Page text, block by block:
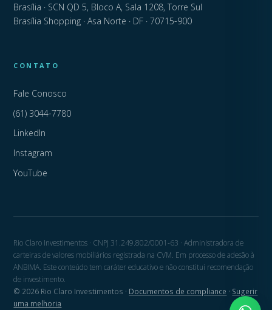
Brasília · SCN QD 5, Bloco A, Sala 1208, Torre Sul
Brasília Shopping · Asa Norte · DF · 70715-900
CONTATO
Fale Conosco
(61) 3044-7780
LinkedIn
Instagram
YouTube
Rio Claro Investimentos · CNPJ 31.249.802/0001-63 · Administradora de
carteiras de valores mobiliários registrada na CVM. Em processo de adesão à
ANBIMA. Este conteúdo tem caráter educativo e não constitui recomendação
de investimento.
© 2026 Rio Claro Investimentos · Documentos de compliance · Sugerir
uma melhoria